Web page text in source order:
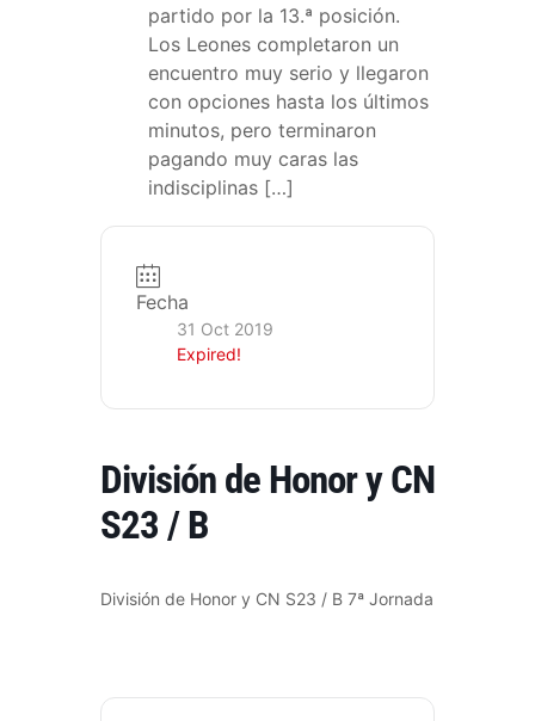
partido por la 13.ª posición.
Los Leones completaron un
encuentro muy serio y llegaron
con opciones hasta los últimos
minutos, pero terminaron
pagando muy caras las
indisciplinas […]
Fecha
31 Oct 2019
Expired!
División de Honor y CN
S23 / B
División de Honor y CN S23 / B 7ª Jornada